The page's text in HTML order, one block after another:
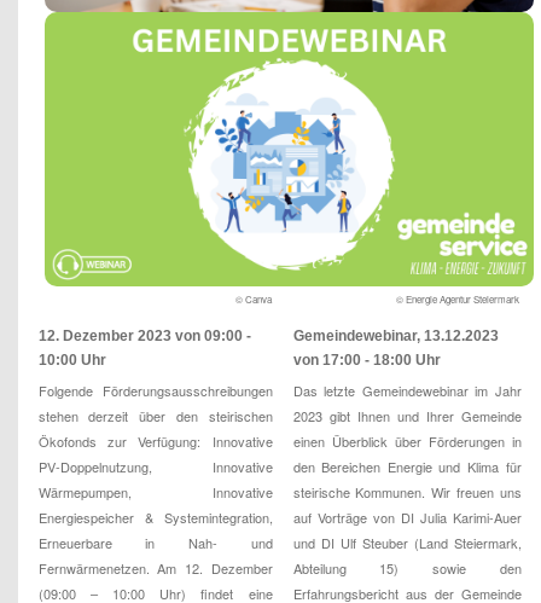
© Canva © Energie Agentur Steiermark
12. Dezember 2023 von 09:00 -
10:00 Uhr
Gemeindewebinar, 13.12.2023
von 17:00 - 18:00 Uhr
Folgende Förderungsausschreibungen
stehen derzeit über den steirischen
Ökofonds zur Verfügung: Innovative
PV-Doppelnutzung, Innovative
Wärmepumpen, Innovative
Energiespeicher & Systemintegration,
Erneuerbare in Nah- und
Fernwärmenetzen. Am 12. Dezember
(09:00 – 10:00 Uhr) findet eine
Das letzte Gemeindewebinar im Jahr
2023 gibt Ihnen und Ihrer Gemeinde
einen Überblick über Förderungen in
den Bereichen Energie und Klima für
steirische Kommunen. Wir freuen uns
auf Vorträge von DI Julia Karimi-Auer
und DI Ulf Steuber (Land Steiermark,
Abteilung 15) sowie den
Erfahrungsbericht aus der Gemeinde